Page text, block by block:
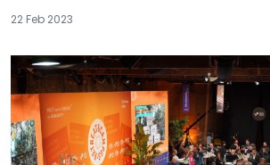
22 Feb 2023